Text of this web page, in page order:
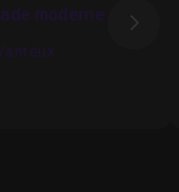
moderne